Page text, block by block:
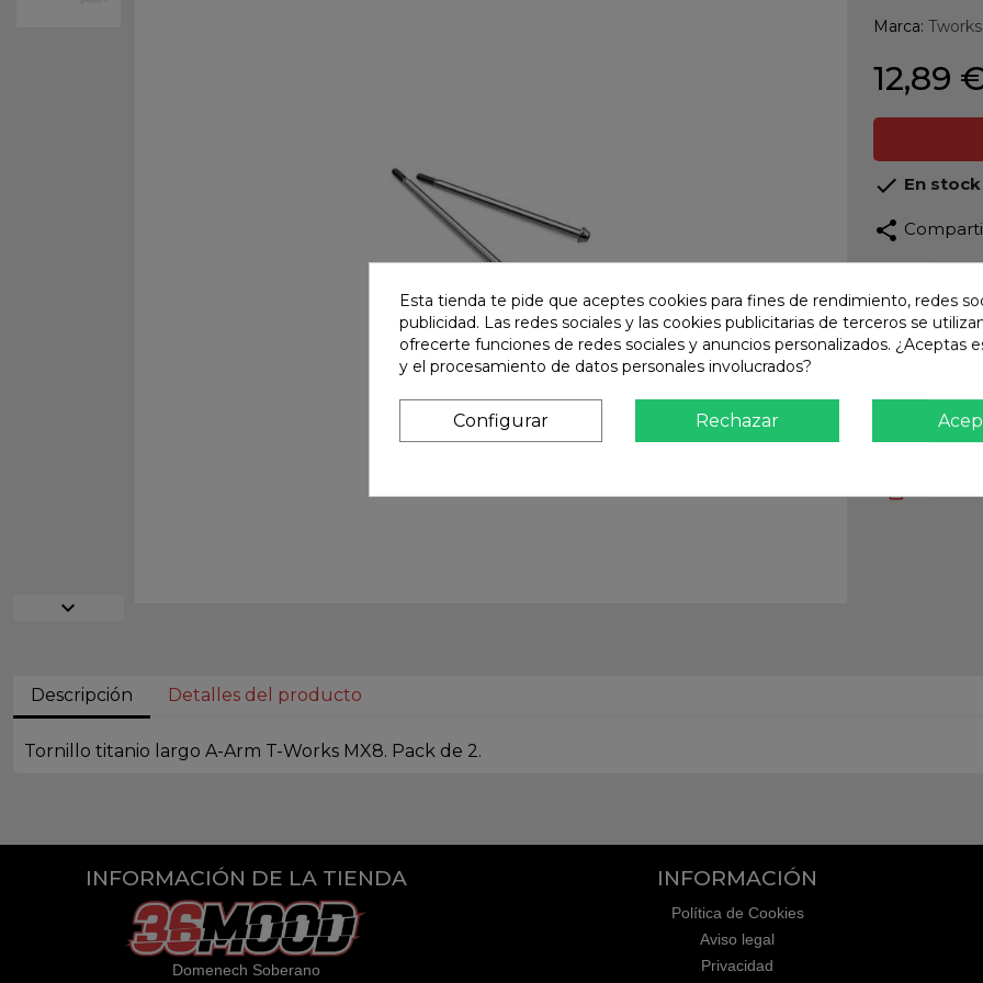
expand_more
Marca: Tworks
12,89
 En stock
share
Envío
Pago
Te
Descripción Detalles del producto
Tornillo titanio largo A-Arm T-Works MX8. Pack de 2.
INFORMACIÓN DE LA TIENDA
Domenech Soberano
INFORMACIÓN
Política de Cookies
Aviso legal
Privacidad
Esta tienda te pide que aceptes cookies para fines de rendimiento, redes
publicidad. Las redes sociales y las cookies publicitarias de terceros se
ofrecerte funciones de redes sociales y anuncios personalizados. ¿Aceptas
y el procesamiento de datos personales involucrados?
Configurar Rechazar